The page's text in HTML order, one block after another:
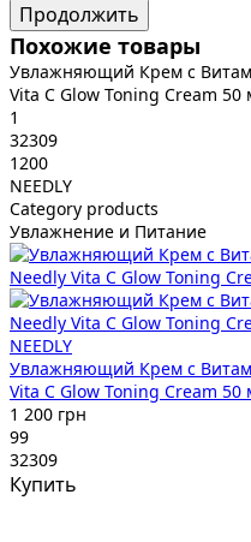
Продолжить
Похожие товары
Увлажняющий Крем с
Vita C Glow Toning Cream 50
1
32309
1200
NEEDLY
Category products
Увлажнение и Питание
NEEDLY
Увлажняющий Крем с
Vita C Glow Toning Cream 50
1 200 грн
99
32309
Купить